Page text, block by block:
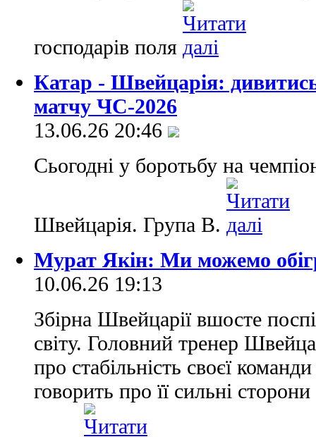
господарів поля
Катар - Швейцарія:
матчу ЧС-2026
13.06.26 20:46
Сьогодні у боротьбу на
Швейцарія. Група В.
Мурат Якін: Ми можемо
10.06.26 19:13
Збірна Швейцарії вшосте
світу. Головний тренер
про стабільність своєї
говорить про її сильні